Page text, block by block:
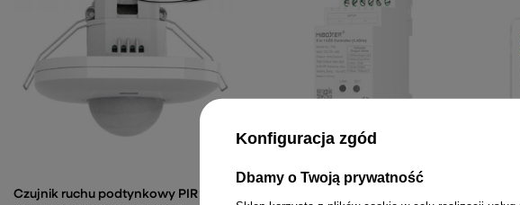
Czujnik ruchu podtynkowy PIR
Konfiguracja zgód
Dbamy o Twoją prywatność